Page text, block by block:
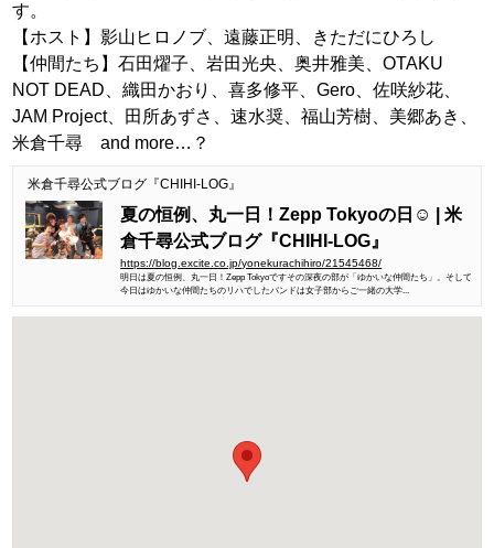
す。
【ホスト】影山ヒロノブ、遠藤正明、きただにひろし
【仲間たち】石田燿子、岩田光央、奥井雅美、OTAKU
NOT DEAD、織田かおり、喜多修平、Gero、佐咲紗花、
JAM Project、田所あずさ、速水奨、福山芳樹、美郷あき、
米倉千尋 and more…？
米倉千尋公式ブログ『CHIHI-LOG』
夏の恒例、丸一日！Zepp Tokyoの日☺︎ | 米
倉千尋公式ブログ『CHIHI-LOG』
https://blog.excite.co.jp/yonekurachihiro/21545468/
明日は夏の恒例、丸一日！Zepp Tokyoですその深夜の部が「ゆかいな仲間たち」。そして
今日はゆかいな仲間たちのリハでしたバンドは女子部からご一緒の大学...